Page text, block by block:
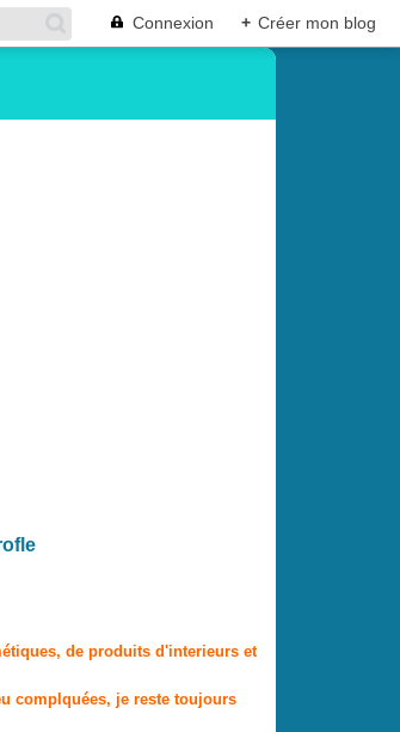
Connexion + Créer mon blog
de produits d'interieurs et
complquées, je reste toujours